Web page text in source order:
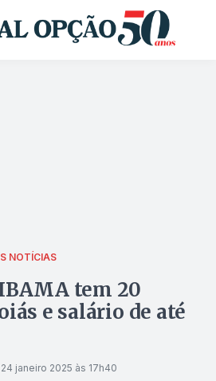
NOTÍCIAS
tem 20
e salário de até
24 janeiro 2025 às 17h40